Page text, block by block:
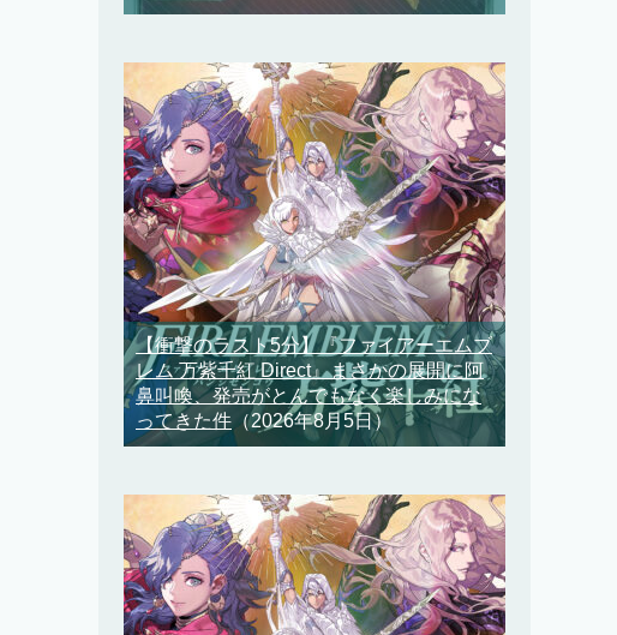
【衝撃のラスト5分】『ファイアーエムブ
レム 万紫千紅 Direct』まさかの展開に阿
鼻叫喚、発売がとんでもなく楽しみにな
ってきた件 （2026年8月5日）